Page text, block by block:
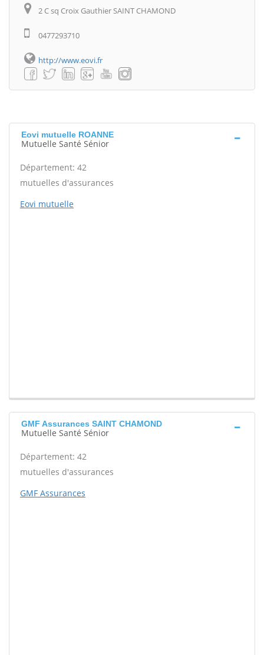
2 C sq Croix Gauthier SAINT CHAMOND
0477293710
http://www.eovi.fr
Eovi mutuelle ROANNE
Mutuelle Santé Sénior
Département: 42
mutuelles d'assurances
Eovi mutuelle
GMF Assurances SAINT CHAMOND
Mutuelle Santé Sénior
Département: 42
mutuelles d'assurances
GMF Assurances